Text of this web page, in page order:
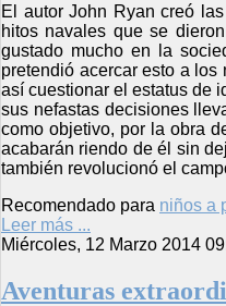
El autor John Ryan creó
hitos navales que se
gustado mucho en la
pretendió acercar esto a
así cuestionar el estatus de
sus nefastas decisiones
como objetivo, por la obra
acabarán riendo de él sin
también revolucionó el
Recomendado para niños a
Leer más ...
Miércoles, 12 Marzo 2014
Aventuras